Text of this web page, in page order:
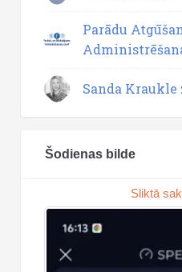
Parādu
Sanda
Šodienas bilde
Sliktā